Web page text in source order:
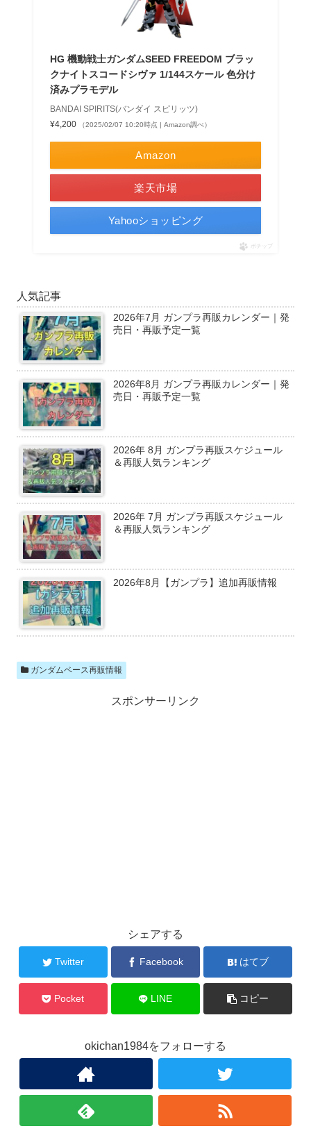
HG 機動戦士ガンダムSEED FREEDOM ブラッ
クナイトスコードシヴァ 1/144スケール 色分け
済みプラモデル
BANDAI SPIRITS(バンダイ スピリッツ)
¥4,200
（2025/02/07 10:20時点 | Amazon調べ）
Amazon
楽天市場
Yahooショッピング
ポチップ
人気記事
2026年7月 ガンプラ再販カレンダー｜発
売日・再販予定一覧
2026年8月 ガンプラ再販カレンダー｜発
売日・再販予定一覧
2026年 8月 ガンプラ再販スケジュール
＆再販人気ランキング
2026年 7月 ガンプラ再販スケジュール
＆再販人気ランキング
2026年8月【ガンプラ】追加再販情報
ガンダムベース再販情報
スポンサーリンク
シェアする
Twitter Facebook はてブ
Pocket LINE コピー
okichan1984をフォローする